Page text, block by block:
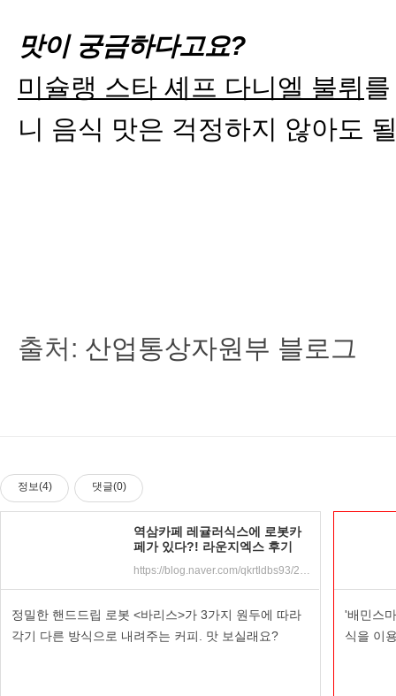
맛이 궁금하다고요?
미슐랭 스타 셰프 다니엘 불뤼
니 음식 맛은 걱정하지 않아도
출처: 산업통상자원부 블로그
정보(4) 댓글(0)
역삼카페 레귤러식스에 로봇카
페가 있다?! 라운지엑스 후기
https://blog.naver.com/qkrtldbs93/221615545797
정밀한 핸드드립 로봇 <바리스>가 3가지 원두에 따라
각기 다른 방식으로 내려주는 커피. 맛 보실래요?
'배민스
식을 이